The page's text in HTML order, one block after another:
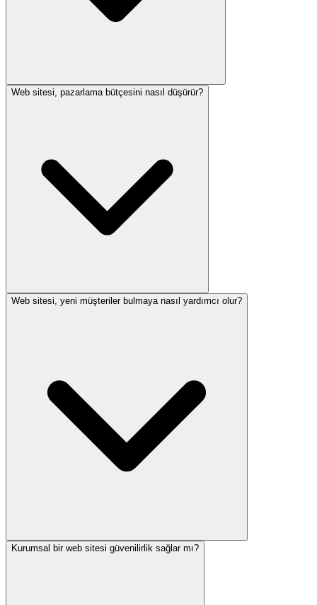
Web sitesi, pazarlama bütçesini nasıl düşürür?
Web sitesi, yeni müşteriler bulmaya nasıl yardımcı olur?
Kurumsal bir web sitesi güvenilirlik sağlar mı?